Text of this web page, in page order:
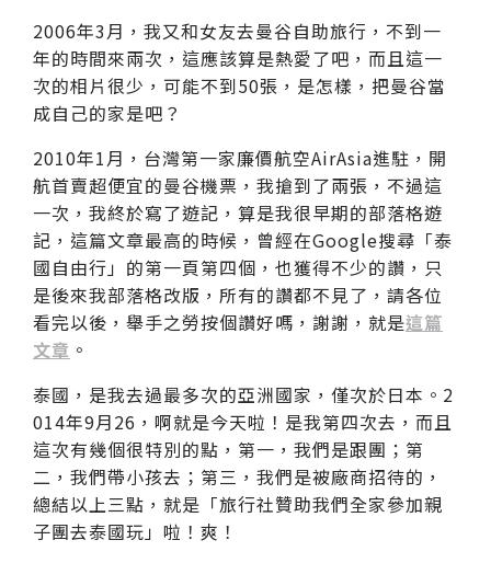
2006年3月，我又和女友去曼谷自助旅行，不到一
年的時間來兩次，這應該算是熱愛了吧，而且這一
次的相片很少，可能不到50張，是怎樣，把曼谷當
成自己的家是吧？
2010年1月，台灣第一家廉價航空AirAsia進駐，開
航首賣超便宜的曼谷機票，我搶到了兩張，不過這
一次，我終於寫了遊記，算是我很早期的部落格遊
記，這篇文章最高的時候，曾經在Google搜尋「泰
國自由行」的第一頁第四個，也獲得不少的讚，只
是後來我部落格改版，所有的讚都不見了，請各位
看完以後，舉手之勞按個讚好嗎，謝謝，就是這篇
文章 。
泰國，是我去過最多次的亞洲國家，僅次於日本。2
014年9月26，啊就是今天啦！是我第四次去，而且
這次有幾個很特別的點，第一，我們是跟團；第
二，我們帶小孩去；第三，我們是被廠商招待的，
總結以上三點，就是「旅行社贊助我們全家參加親
子團去泰國玩」啦！爽！